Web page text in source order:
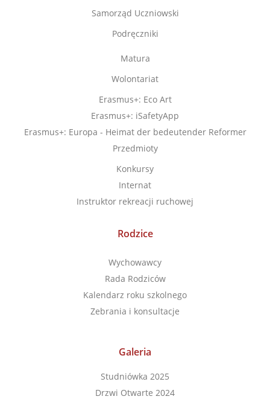
Samorząd Uczniowski
Podręczniki
Matura
Wolontariat
Erasmus+: Eco Art
Erasmus+: iSafetyApp
Erasmus+: Europa - Heimat der bedeutender Reformer
Przedmioty
Konkursy
Internat
Instruktor rekreacji ruchowej
Rodzice
Wychowawcy
Rada Rodziców
Kalendarz roku szkolnego
Zebrania i konsultacje
Galeria
Studniówka 2025
Drzwi Otwarte 2024